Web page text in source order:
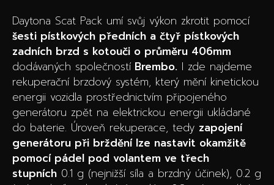
Daytona Scat Pack umí svůj výkon zkrotit pomocí
šesti pístkových předních a čtyř pístkových
zadních brzd s kotouči o průměru 406mm
dodávaných společností Brembo. I zde najdeme
rekuperační brzdový systém, který mění kinetickou
energii vozidla prostřednictvím připojeného
generátoru zpět na elektrickou energii ukládané
do baterie. Úroveň rekuperace, tedy zapojení
generátoru při brždění lze nastavit okamžitě
pomocí pádel pod volantem ve třech
stupních 0.1 g (nejnižší síla a brzdný účinek), 0.2 g